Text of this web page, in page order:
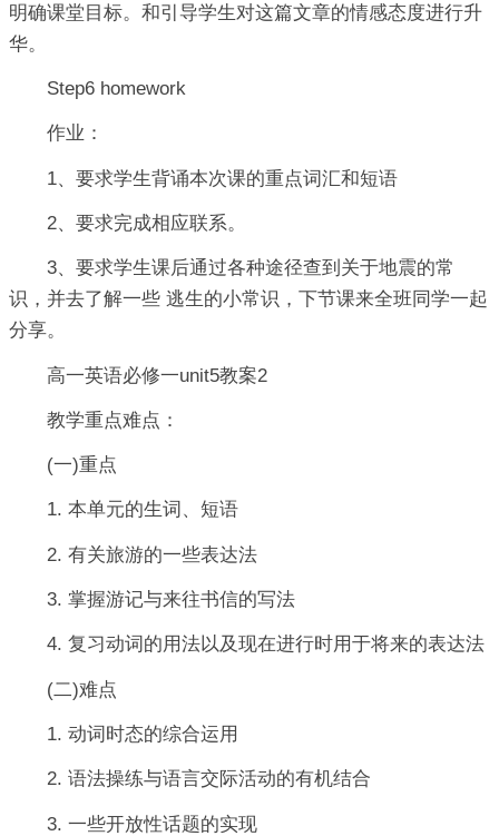
明确课堂目标。和引导学生对这篇文章的情感态度进行升
华。
Step6 homework
作业：
1、要求学生背诵本次课的重点词汇和短语
2、要求完成相应联系。
3、要求学生课后通过各种途径查到关于地震的常
识，并去了解一些 逃生的小常识，下节课来全班同学一起
分享。
高一英语必修一unit5教案2
教学重点难点：
(一)重点
1. 本单元的生词、短语
2. 有关旅游的一些表达法
3. 掌握游记与来往书信的写法
4. 复习动词的用法以及现在进行时用于将来的表达法
(二)难点
1. 动词时态的综合运用
2. 语法操练与语言交际活动的有机结合
3. 一些开放性话题的实现